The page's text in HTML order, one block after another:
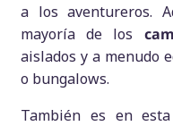
a los aventureros.
mayoría de los
aislados y a menudo
o bungalows.
También es en